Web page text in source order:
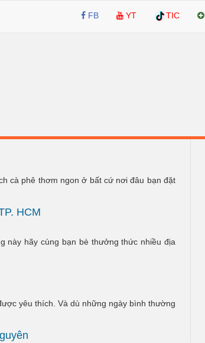
FB YT TIC
cà phê thơm ngon ở bất cứ nơi đâu bạn đặt
HCM
này hãy cùng bạn bè thưởng thức nhiều địa
yêu thích. Và dù những ngày bình thường